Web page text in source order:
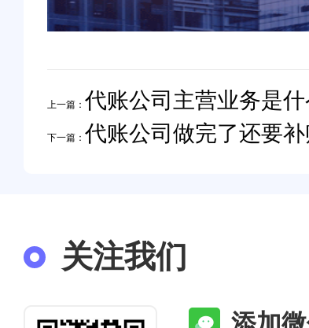
上一篇： 代账公司主营业务是
下一篇： 代账公司做完了还要
关注我们